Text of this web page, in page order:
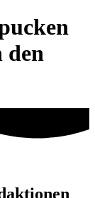
den